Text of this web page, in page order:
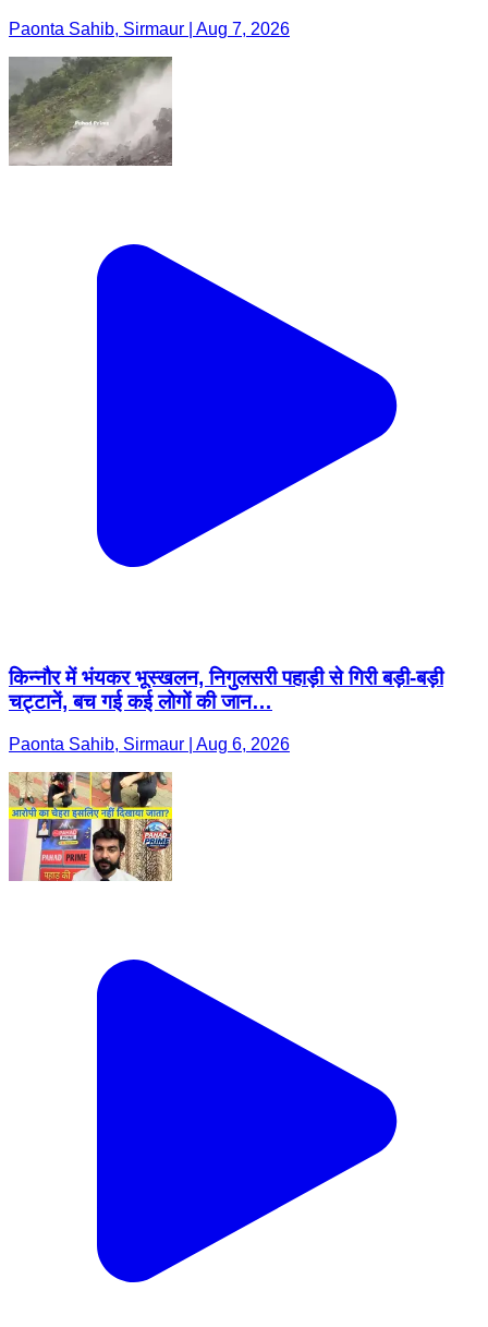
Paonta Sahib, Sirmaur | Aug 7, 2026
किन्नौर में भंयकर भूस्खलन, निगुलसरी पहाड़ी से गिरी बड़ी-बड़ी
चट्टानें, बच गई कई लोगों की जान…
Paonta Sahib, Sirmaur | Aug 6, 2026